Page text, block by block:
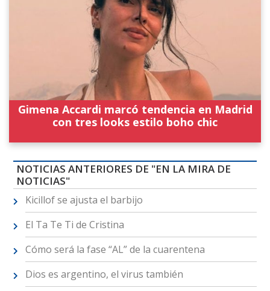
Gimena Accardi marcó tendencia en Madrid
con tres looks estilo boho chic
NOTICIAS ANTERIORES DE "EN LA MIRA DE
NOTICIAS"
Kicillof se ajusta el barbijo
El Ta Te Ti de Cristina
Cómo será la fase “AL” de la cuarentena
Dios es argentino, el virus también